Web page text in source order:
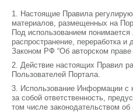
1. Настоящие Правила
материалов, размещенных на
Под использованием
распространение, переработка
Законом РФ “Об авторском
2. Действие настоящих Правил
Пользователей Портала.
3. Использование Информации с
за собой ответственность,
том числе законодательством